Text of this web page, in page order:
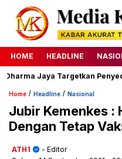
HOME HEADLINE
Jaya Targetkan
Home / Headline / Nasional
Jubir Kemenkes :
Dengan Tetap
ATH1
- Editor